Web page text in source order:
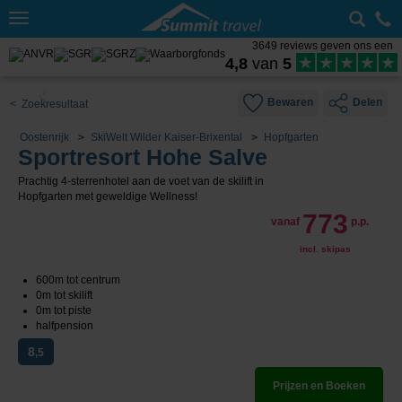
Toggle
3649 reviews geven ons een
4,8 van 5
< Zoekresultaat Bewaren Delen
Oostenrijk SkiWelt Wilder Kaiser-Brixental Hopfgarten
Sportresort Hohe Salve
Prachtig 4-sterrenhotel aan de voet van de skilift in
Hopfgarten met geweldige Wellness!
vanaf 773 p.p.
incl. skipas
600m tot centrum
0m tot skilift
0m tot piste
halfpension
8,5
Prijzen en Boeken